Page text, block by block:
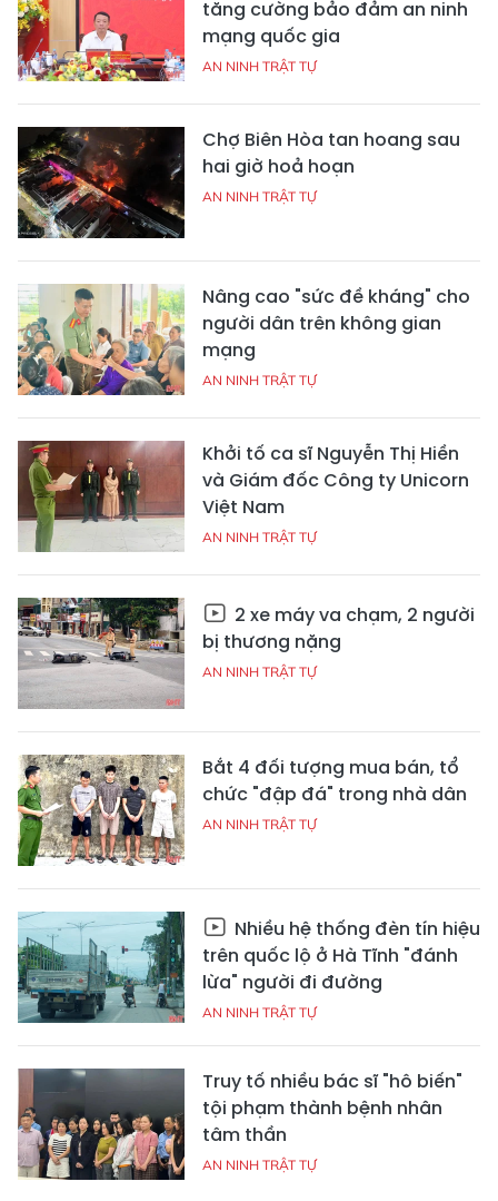
tăng cường bảo đảm an ninh
mạng quốc gia
AN NINH TRẬT TỰ
Chợ Biên Hòa tan hoang sau
hai giờ hoả hoạn
AN NINH TRẬT TỰ
Nâng cao "sức đề kháng" cho
người dân trên không gian
mạng
AN NINH TRẬT TỰ
Khởi tố ca sĩ Nguyễn Thị Hiền
và Giám đốc Công ty Unicorn
Việt Nam
AN NINH TRẬT TỰ
2 xe máy va chạm, 2 người
bị thương nặng
AN NINH TRẬT TỰ
Bắt 4 đối tượng mua bán, tổ
chức "đập đá" trong nhà dân
AN NINH TRẬT TỰ
Nhiều hệ thống đèn tín hiệu
trên quốc lộ ở Hà Tĩnh "đánh
lừa" người đi đường
AN NINH TRẬT TỰ
Truy tố nhiều bác sĩ "hô biến"
tội phạm thành bệnh nhân
tâm thần
AN NINH TRẬT TỰ